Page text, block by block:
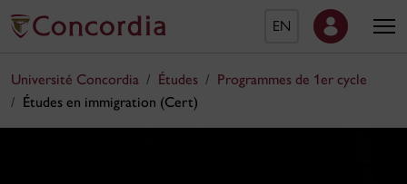
EN
Université Concordia Études
Programmes de 1er cycle
Études en immigration (Cert)